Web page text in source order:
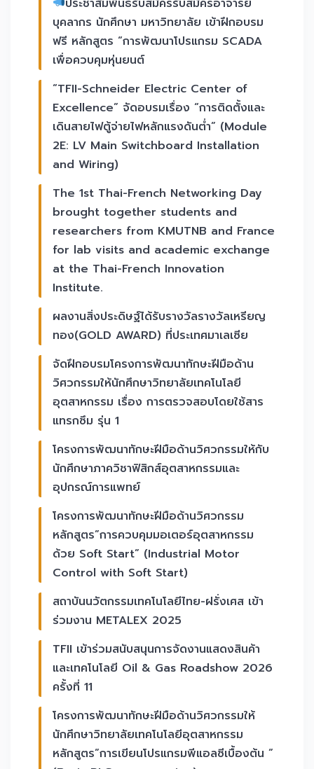
บุคลากร นักศึกษา มหาวิทยาลัย เข้าฝึกอบรม
ฟรี หลักสูตร “การพัฒนาโปรแกรม SCADA
เพื่อควบคุมหุ่นยนต์
“TFII-Schneider Electric Center of
Excellence” จัดอบรมเรื่อง “การติดตั้งและ
เดินสายไฟตู้จ่ายไฟหลักแรงดันต่ำ” (Module
2E: LV Main Switchboard Installation
and Wiring)
The 1st Thai-French Networking Day
brought together students and
researchers from KMUTNB and France
for lab visits and academic exchange
at the Thai-French Innovation
Institute.
ผลงานสิ่งประดิษฐ์ได้รับรางวัลรางวัลเหรียญ
ทอง(GOLD AWARD) ที่ประเทศมาเลเซีย
จัดฝึกอบรมโครงการพัฒนาทักษะฝีมือด้าน
วิศวกรรมให้นักศึกษาวิทยาลัยเทคโนโลยี
อุตสาหกรรม เรื่อง การตรวจสอบโดยใช้สาร
แทรกซึม รุ่น 1
โครงการพัฒนาทักษะฝีมือด้านวิศวกรรมให้กับ
นักศึกษาภาควิชาฟิสิกส์อุตสาหกรรมและ
อุปกรณ์การแพทย์
โครงการพัฒนาทักษะฝีมือด้านวิศวกรรม
หลักสูตร”การควบคุมมอเตอร์อุตสาหกรรม
ด้วย Soft Start” (Industrial Motor
Control with Soft Start)
สถาบันนวัตกรรมเทคโนโลยีไทย-ฝรั่งเศส เข้า
ร่วมงาน METALEX 2025
TFII เข้าร่วมสนับสนุนการจัดงานแสดงสินค้า
และเทคโนโลยี Oil & Gas Roadshow 2026
ครั้งที่ 11
โครงการพัฒนาทักษะฝีมือด้านวิศวกรรมให้
นักศึกษาวิทยาลัยเทคโนโลยีอุตสาหกรรม
หลักสูตร”การเขียนโปรแกรมพีแอลซีเบื้องต้น ”